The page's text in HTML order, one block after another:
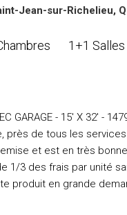
Jean-sur-Richelieu,
1+1
GARAGE - 15' X 32' -
près de tous les
et est en très
1/3 des frais par unité
produit en grande